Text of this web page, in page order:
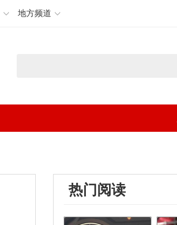
地方频道
热门阅读